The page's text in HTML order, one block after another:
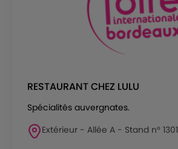
RESTAURANT CHEZ LULU
Spécialités auvergnates.
Extérieur - Allée A - Stand n° 1301